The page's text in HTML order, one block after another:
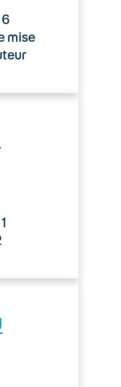
mise